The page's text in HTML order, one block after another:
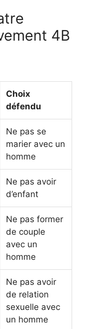
4B
Choix
défendu
Ne pas se
marier avec un
homme
Ne pas avoir
d’enfant
Ne pas former
de couple
avec un
homme
Ne pas avoir
de relation
sexuelle avec
un homme